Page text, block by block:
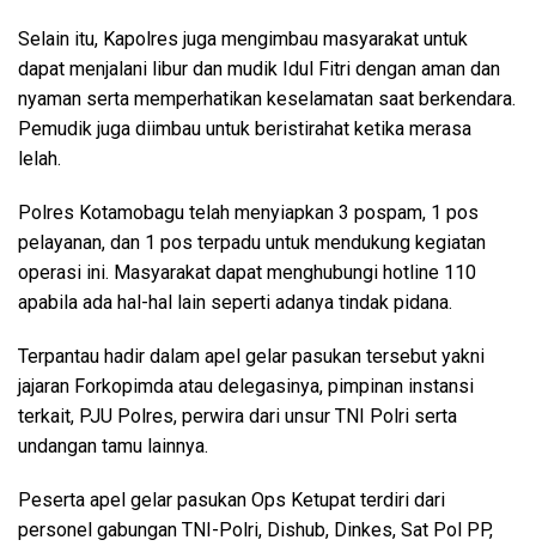
Selain itu, Kapolres juga mengimbau masyarakat untuk
dapat menjalani libur dan mudik Idul Fitri dengan aman dan
nyaman serta memperhatikan keselamatan saat berkendara.
Pemudik juga diimbau untuk beristirahat ketika merasa
lelah.
Polres Kotamobagu telah menyiapkan 3 pospam, 1 pos
pelayanan, dan 1 pos terpadu untuk mendukung kegiatan
operasi ini. Masyarakat dapat menghubungi hotline 110
apabila ada hal-hal lain seperti adanya tindak pidana.
Terpantau hadir dalam apel gelar pasukan tersebut yakni
jajaran Forkopimda atau delegasinya, pimpinan instansi
terkait, PJU Polres, perwira dari unsur TNI Polri serta
undangan tamu lainnya.
Peserta apel gelar pasukan Ops Ketupat terdiri dari
personel gabungan TNI-Polri, Dishub, Dinkes, Sat Pol PP,